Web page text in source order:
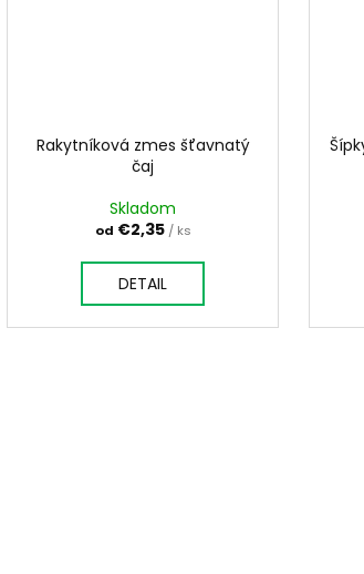
Rakytníková zmes šťavnatý
čaj
Skladom
od €2,35 / ks
DETAIL